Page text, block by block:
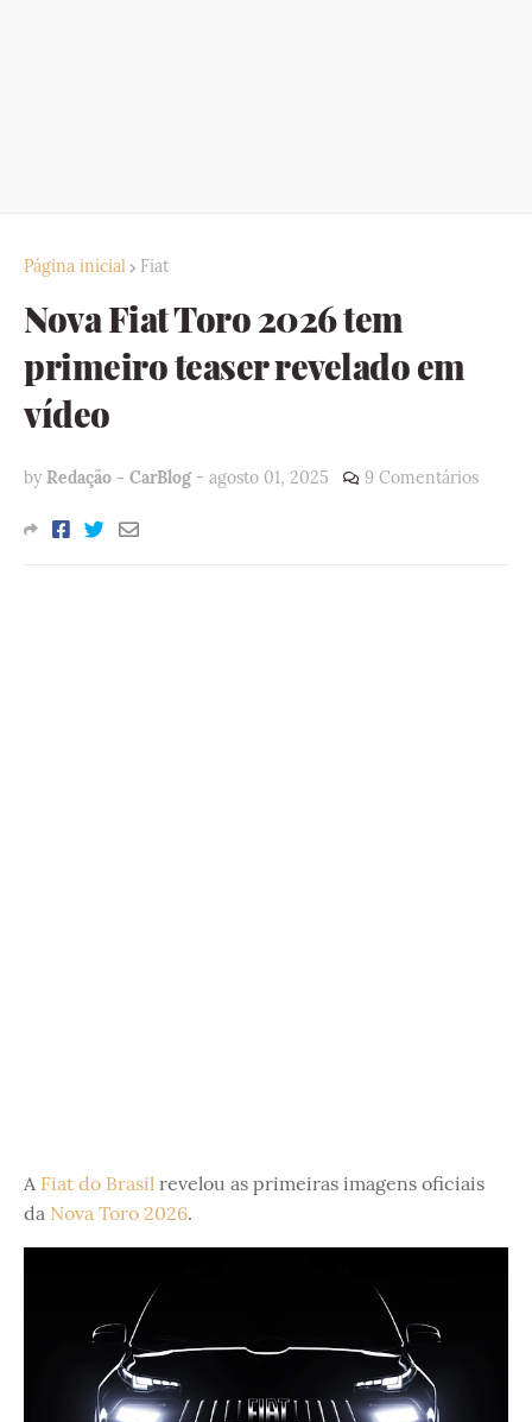
Página inicial Fiat
Nova Fiat Toro 2026 tem
primeiro teaser revelado em
vídeo
by Redação - CarBlog - agosto 01, 2025 9 Comentários
A Fiat do Brasil revelou as primeiras imagens oficiais
da Nova Toro 2026.